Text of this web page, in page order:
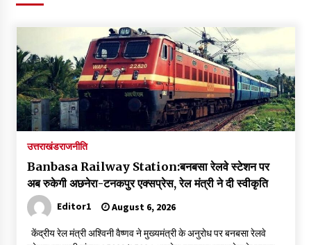
Thought Of The Day 7 September
September 7, 2023
Thought Of The Day 6 September
September 6, 2023
Thought Of The Day 18 May
May 18, 2022
Thought Of The Day 17 May
उत्तराखंडराजनीति
Banbasa Railway Station:बनबसा रेलवे स्टेशन पर
अब रुकेगी अछनेरा-टनकपुर एक्सप्रेस, रेल मंत्री ने दी स्वीकृति
Editor1 August 6, 2026
केंद्रीय रेल मंत्री अश्विनी वैष्णव ने मुख्यमंत्री के अनुरोध पर बनबसा रेलवे